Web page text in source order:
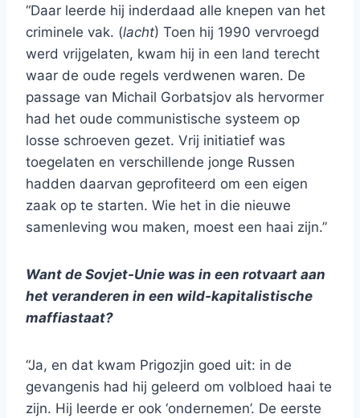
“Daar leerde hij inderdaad alle knepen van het
criminele vak. (lacht) Toen hij 1990 vervroegd
werd vrijgelaten, kwam hij in een land terecht
waar de oude regels verdwenen waren. De
passage van Michail Gorbatsjov als hervormer
had het oude communistische systeem op
losse schroeven gezet. Vrij initiatief was
toegelaten en verschillende jonge Russen
hadden daarvan geprofiteerd om een eigen
zaak op te starten. Wie het in die nieuwe
samenleving wou maken, moest een haai zijn.”
Want de Sovjet-Unie was in een rotvaart aan
het veranderen in een wild-kapitalistische
maffiastaat?
“Ja, en dat kwam Prigozjin goed uit: in de
gevangenis had hij geleerd om volbloed haai te
zijn. Hij leerde er ook ‘ondernemen’. De eerste